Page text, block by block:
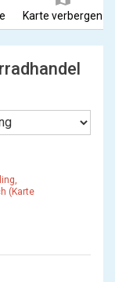
Karte verbergen
(Karte